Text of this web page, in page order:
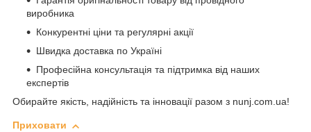
виробника
Конкурентні ціни та регулярні акції
Швидка доставка по Україні
Професійна консультація та підтримка від наших
експертів
Обирайте якість, надійність та інновації разом з nunj.com.ua!
Приховати